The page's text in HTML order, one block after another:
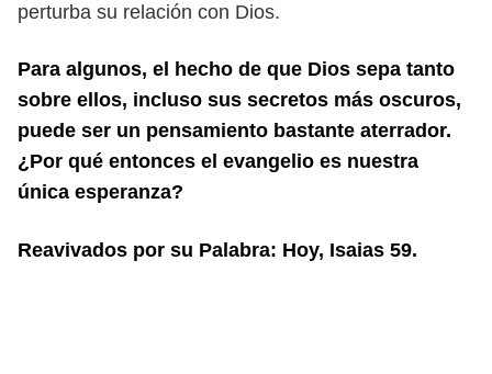
perturba su relación con Dios.
Para algunos, el hecho de que Dios sepa tanto
sobre ellos, incluso sus secretos más oscuros,
puede ser un pensamiento bastante aterrador.
¿Por qué entonces el evangelio es nuestra
única esperanza?
Reavivados por su Palabra: Hoy, Isaias 59.